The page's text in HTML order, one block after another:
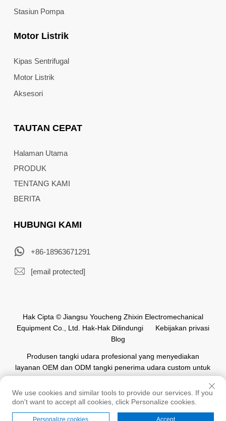
Stasiun Pompa
Motor Listrik
Kipas Sentrifugal
Motor Listrik
Aksesori
TAUTAN CEPAT
Halaman Utama
PRODUK
TENTANG KAMI
BERITA
HUBUNGI KAMI
+86-18963671291
[email protected]
Hak Cipta © Jiangsu Youcheng Zhixin Electromechanical
Equipment Co., Ltd. Hak-Hak Dilindungi
Kebijakan privasi
Blog
Produsen tangki udara profesional yang menyediakan
layanan OEM dan ODM tangki penerima udara custom untuk
industri otomasi di seluruh dunia.
We use cookies and similar tools to provide our services. If you
don't want to accept all cookies, click Personalize cookies.
Personalize cookies Accept